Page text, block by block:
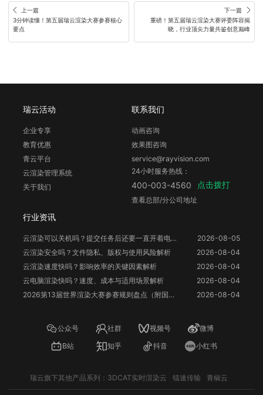
上一篇
3分钟读懂！第五届瑞云渲染大赛参赛核心
要点
下一篇
重磅！第五届瑞云渲染大赛评委阵容揭
晓，行业顶尖力量共鉴创意巅峰
瑞云活动
企业专享
教育优惠
青云平台
云渲染管理系统
关于我们
行业资讯
云渲染可以关机吗？提交任务后还要一直开着电脑吗？
2026-08-05
云渲染安全吗？文件隐私、版权与使用风险解析
2026-08-04
云渲染速度快吗？影响效率的关键因素解析
2026-08-04
云电脑渲染快吗？速度、成本与适用场景解析
2026-08-04
2026第13届世界渲染大赛参赛规则盘点（附国人参赛福利）
2026-08-04
联系我们
动画咨询
效果图咨询
service@rayvision.com
24小时服务热线：
400-003-4560 点击拨打
查看总部/分公司地址
公众号 社群 视频号
微博
B站
知乎 抖音 小红书
瑞云旗下其他产品系列： 3DCAT实时渲染云 镭速传输 青椒云